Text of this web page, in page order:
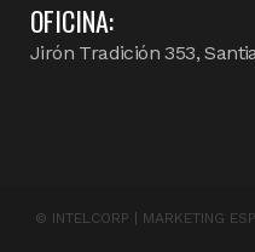
OFICINA:
Jirón Tradición 353,
© INTELCORP | MARKETING